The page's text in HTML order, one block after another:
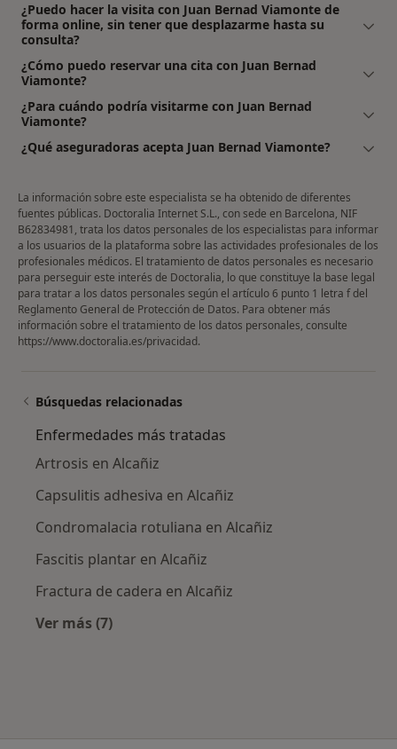
¿Puedo hacer la visita con Juan Bernad Viamonte de
forma online, sin tener que desplazarme hasta su
consulta?
¿Cómo puedo reservar una cita con Juan Bernad
Viamonte?
¿Para cuándo podría visitarme con Juan Bernad
Viamonte?
¿Qué aseguradoras acepta Juan Bernad Viamonte?
La información sobre este especialista se ha obtenido de diferentes
fuentes públicas. Doctoralia Internet S.L., con sede en Barcelona, NIF
B62834981, trata los datos personales de los especialistas para informar
a los usuarios de la plataforma sobre las actividades profesionales de los
profesionales médicos. El tratamiento de datos personales es necesario
para perseguir este interés de Doctoralia, lo que constituye la base legal
para tratar a los datos personales según el artículo 6 punto 1 letra f del
Reglamento General de Protección de Datos. Para obtener más
información sobre el tratamiento de los datos personales, consulte
https://www.doctoralia.es/privacidad.
Búsquedas relacionadas
Enfermedades más tratadas
Artrosis en Alcañiz
Capsulitis adhesiva en Alcañiz
Condromalacia rotuliana en Alcañiz
Fascitis plantar en Alcañiz
Fractura de cadera en Alcañiz
Ver más (7)